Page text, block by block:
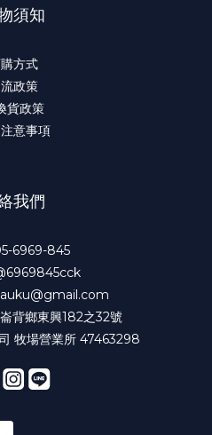
須知
方式
政策
貨政策
意事項
我們
6969-845
背鄉東興182之32號
牧場營業所 47463298